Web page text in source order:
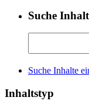
Suche
Suche Inhalte
Inhaltstyp